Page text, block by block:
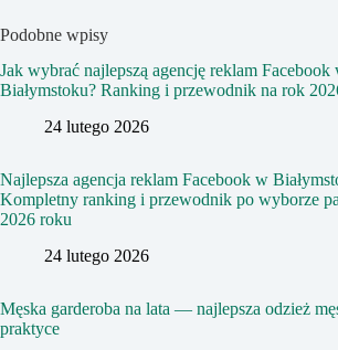
Podobne wpisy
Jak wybrać najlepszą agencję reklam Facebook
Białymstoku? Ranking i przewodnik na rok
24 lutego 2026
Najlepsza agencja reklam Facebook w
Kompletny ranking i przewodnik po wyborze
2026 roku
24 lutego 2026
Męska garderoba na lata — najlepsza odzież
praktyce